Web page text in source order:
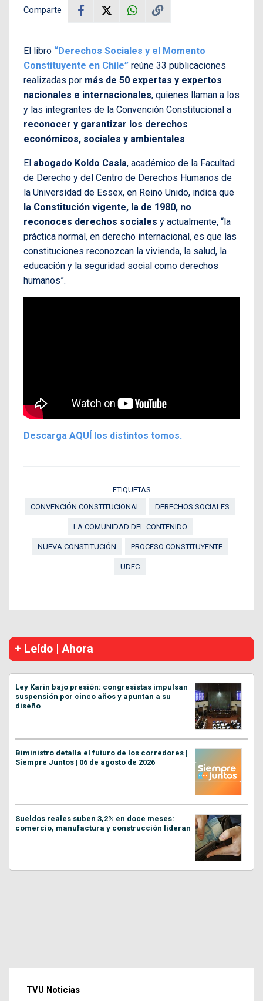
Comparte
El libro “Derechos Sociales y el Momento
Constituyente en Chile” reúne 33 publicaciones
realizadas por más de 50 expertas y expertos
nacionales e internacionales, quienes llaman a los
y las integrantes de la Convención Constitucional a
reconocer y garantizar los derechos
económicos, sociales y ambientales.
El abogado Koldo Casla, académico de la Facultad
de Derecho y del Centro de Derechos Humanos de
la Universidad de Essex, en Reino Unido, indica que
la Constitución vigente, la de 1980, no
reconoces derechos sociales y actualmente, “la
práctica normal, en derecho internacional, es que las
constituciones reconozcan la vivienda, la salud, la
educación y la seguridad social como derechos
humanos”.
Descarga AQUÍ los distintos tomos.
ETIQUETAS
CONVENCIÓN CONSTITUCIONAL
DERECHOS SOCIALES
LA COMUNIDAD DEL CONTENIDO
NUEVA CONSTITUCIÓN PROCESO CONSTITUYENTE
UDEC
+ Leído | Ahora
Ley Karin bajo presión: congresistas impulsan
suspensión por cinco años y apuntan a su
diseño
Biministro detalla el futuro de los corredores |
Siempre Juntos | 06 de agosto de 2026
Sueldos reales suben 3,2% en doce meses:
comercio, manufactura y construcción lideran
TVU Noticias